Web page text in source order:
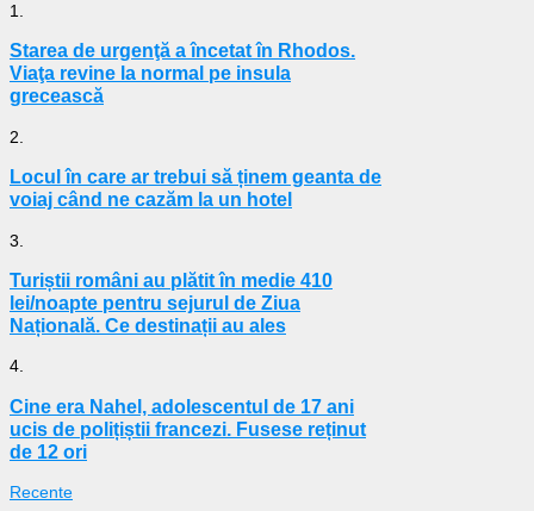
1.
Starea de urgenţă a încetat în Rhodos.
Viaţa revine la normal pe insula
grecească
2.
Locul în care ar trebui să ținem geanta de
voiaj când ne cazăm la un hotel
3.
Turiștii români au plătit în medie 410
lei/noapte pentru sejurul de Ziua
Națională. Ce destinații au ales
4.
Cine era Nahel, adolescentul de 17 ani
ucis de polițiștii francezi. Fusese reținut
de 12 ori
Recente